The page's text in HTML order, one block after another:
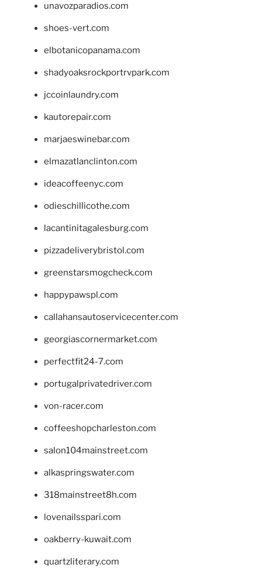
unavozparadios.com
shoes-vert.com
elbotanicopanama.com
shadyoaksrockportrvpark.com
jccoinlaundry.com
kautorepair.com
marjaeswinebar.com
elmazatlanclinton.com
ideacoffeenyc.com
odieschillicothe.com
lacantinitagalesburg.com
pizzadeliverybristol.com
greenstarsmogcheck.com
happypawspl.com
callahansautoservicecenter.com
georgiascornermarket.com
perfectfit24-7.com
portugalprivatedriver.com
von-racer.com
coffeeshopcharleston.com
salon104mainstreet.com
alkaspringswater.com
318mainstreet8h.com
lovenailsspari.com
oakberry-kuwait.com
quartzliterary.com